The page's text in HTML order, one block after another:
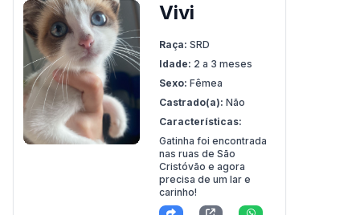
Vivi
Raça: SRD
Idade: 2 a 3 meses
Sexo: Fêmea
Castrado(a): Não
Características:
Gatinha foi encontrada
nas ruas de São
Cristóvão e agora
precisa de um lar e
carinho!